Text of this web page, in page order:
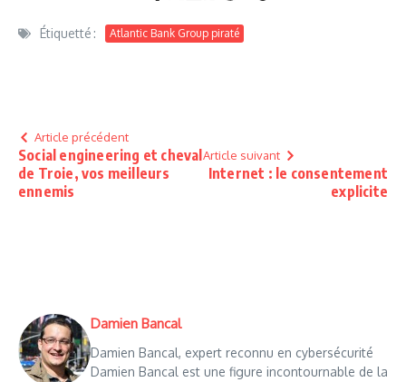
Étiquetté : Atlantic Bank Group piraté
Article précédent
Social engineering et cheval
de Troie, vos meilleurs
ennemis
Article suivant
Internet : le consentement
explicite
Damien Bancal
Damien Bancal, expert reconnu en cybersécurité
Damien Bancal est une figure incontournable de la